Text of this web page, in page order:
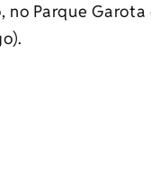
no Parque